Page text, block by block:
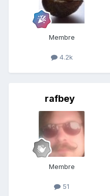
Membre
4.2k
rafbey
Membre
51